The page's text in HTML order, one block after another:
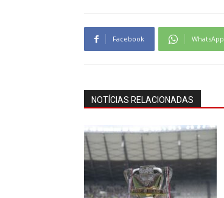
Facebook WhatsApp
NOTÍCIAS RELACIONADAS